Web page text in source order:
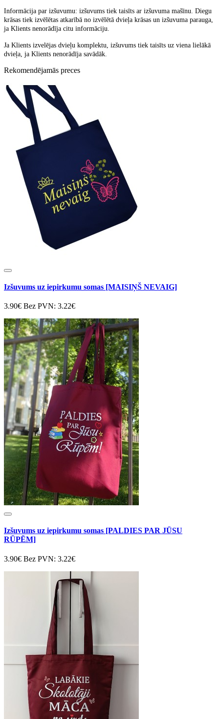
Informācija par izšuvumu: izšuvums tiek taisīts ar izšuvuma mašīnu. Diegu
krāsas tiek izvēlētas atkarībā no izvēlētā dvieļa krāsas un izšuvuma parauga,
ja Klients nenorādīja citu informāciju.
Ja Klients izvelējas dvieļu komplektu, izšuvums tiek taisīts uz viena lielākā
dvieļa, ja Klients nenorādīja savādāk.
Rekomendējamās preces
Izšuvums uz iepirkumu somas [MAISIŅŠ NEVAIG]
3.90€ Bez PVN: 3.22€
Izšuvums uz iepirkumu somas [PALDIES PAR JŪSU
RŪPĒM]
3.90€ Bez PVN: 3.22€